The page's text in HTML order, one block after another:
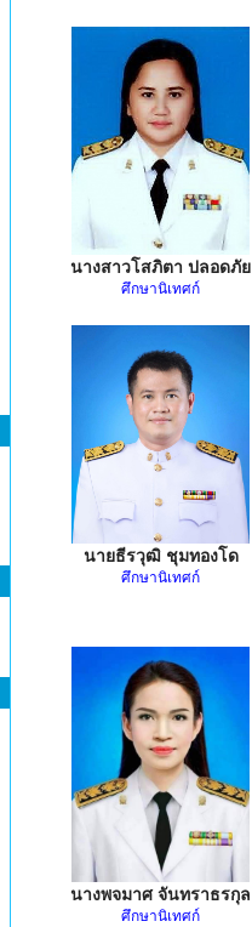
นางสาวโสภิตา ปลอดภัย
ศึกษานิเทศก์
นายธีรวุฒิ ชุมทองโด
ศึกษานิเทศก์
นางพจมาศ จันทราธรกุล
ศึกษานิเทศก์